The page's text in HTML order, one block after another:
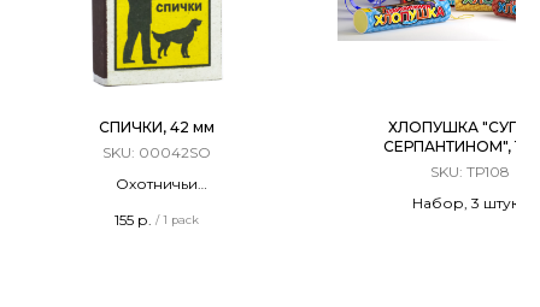
СПИЧКИ, 42 мм
SKU: 00042SO
Охотничьи
Длина - 42 мм
155 р. / 1 pack
ХЛОПУШКА "СУПЕР
СЕРПАНТИНОМ", 10
SKU: ТР108
Набор, 3 штуки